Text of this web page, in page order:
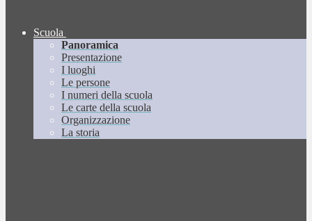
Scuola
Panoramica
Presentazione
I luoghi
Le persone
I numeri della scuola
Le carte della scuola
Organizzazione
La storia